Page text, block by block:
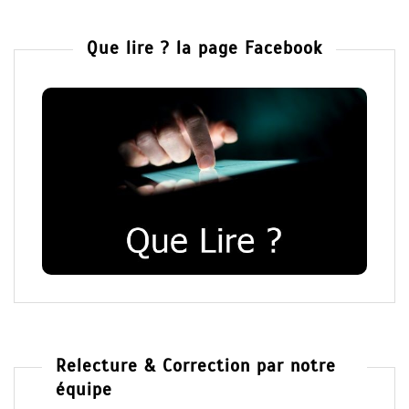
Que lire ? la page Facebook
Relecture & Correction par notre
équipe